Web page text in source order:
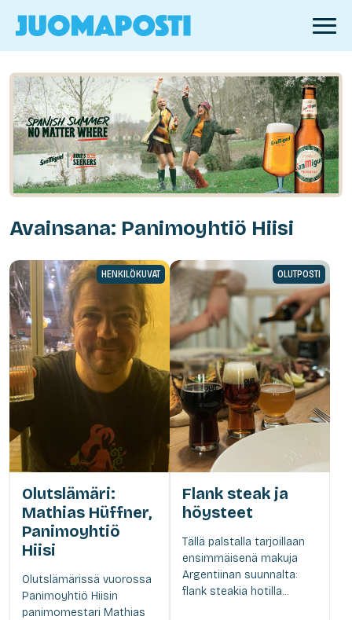
Avainsana: Panimoyhtiö Hiisi
HENKILÖKUVAT
Olutslämäri:
Mathias Hüffner,
Panimoyhtiö
Hiisi
Olutslämärissä vuorossa
Panimoyhtiö Hiisin
panimomestari Mathias
OLUTPOSTI
Flank steak ja
höysteet
Tällä palstalla tarjoillaan
ensimmäisenä makuja
Argentiinan suunnalta:
flank steakia hotilla...